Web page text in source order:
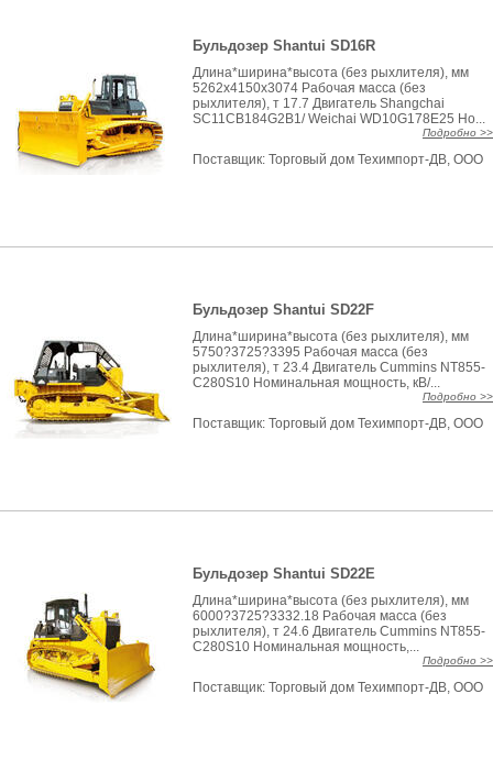
Бульдозер Shantui SD16R
Длина*ширина*высота (без рыхлителя), мм
5262x4150x3074 Рабочая масса (без
рыхлителя), т 17.7 Двигатель Shangchai
SC11CB184G2B1/ Weichai WD10G178E25 Но...
Подробно >>
Поставщик: Торговый дом Техимпорт-ДВ, ООО
Бульдозер Shantui SD22F
Длина*ширина*высота (без рыхлителя), мм
5750?3725?3395 Рабочая масса (без
рыхлителя), т 23.4 Двигатель Cummins NT855-
C280S10 Номинальная мощность, кВ/...
Подробно >>
Поставщик: Торговый дом Техимпорт-ДВ, ООО
Бульдозер Shantui SD22E
Длина*ширина*высота (без рыхлителя), мм
6000?3725?3332.18 Рабочая масса (без
рыхлителя), т 24.6 Двигатель Cummins NT855-
C280S10 Номинальная мощность,...
Подробно >>
Поставщик: Торговый дом Техимпорт-ДВ, ООО